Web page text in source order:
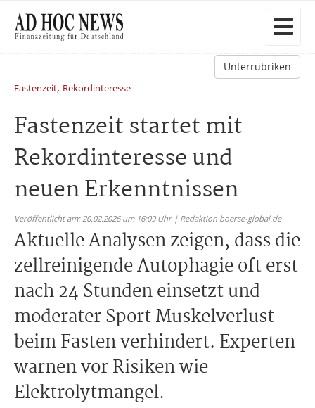
Unterrubriken
Fastenzeit, Rekordinteresse
Fastenzeit startet mit
Rekordinteresse und
neuen Erkenntnissen
Veröffentlicht am: 20.02.2026 um 16:09 Uhr | Redaktion boerse-global.de
Aktuelle Analysen zeigen, dass die
zellreinigende Autophagie oft erst
nach 24 Stunden einsetzt und
moderater Sport Muskelverlust
beim Fasten verhindert. Experten
warnen vor Risiken wie
Elektrolytmangel.